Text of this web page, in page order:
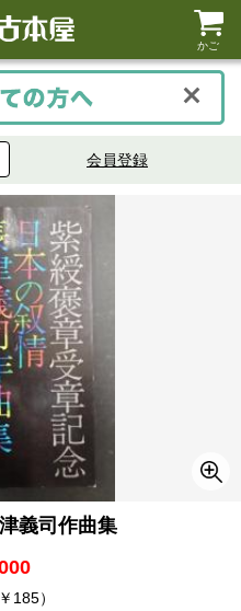
かご
会員登録
義司作曲集
185）